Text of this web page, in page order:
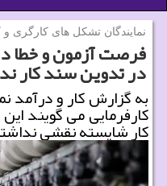
نمایندگان تشكل های كارگری و
فرصت آزمون و خطا
در تدوین سند كار
به گزارش كار و درآمد
كارفرمایی می گویند
كار شایسته نقشی